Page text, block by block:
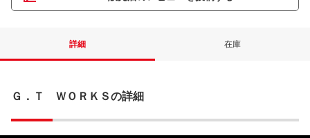
詳細 在庫
Ｇ．Ｔ ＷＯＲＫＳの詳細